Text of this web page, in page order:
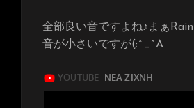
全部良い音ですよね♪まぁ
音が小さいですが(;^_^A